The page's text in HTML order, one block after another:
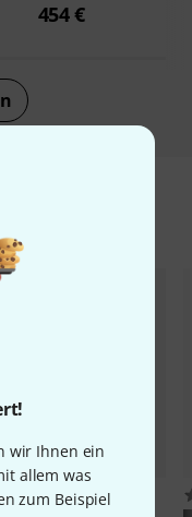
wir Ihnen ein
allem was
zum Beispiel
454 €
Artikel
36